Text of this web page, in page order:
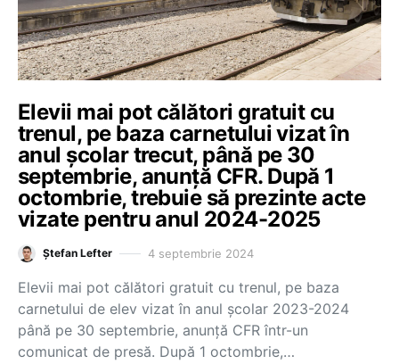
Elevii mai pot călători gratuit cu
trenul, pe baza carnetului vizat în
anul școlar trecut, până pe 30
septembrie, anunță CFR. După 1
octombrie, trebuie să prezinte acte
vizate pentru anul 2024-2025
Ștefan Lefter 4 septembrie 2024
Elevii mai pot călători gratuit cu trenul, pe baza
carnetului de elev vizat în anul școlar 2023-2024
până pe 30 septembrie, anunță CFR într-un
comunicat de presă. După 1 octombrie,…